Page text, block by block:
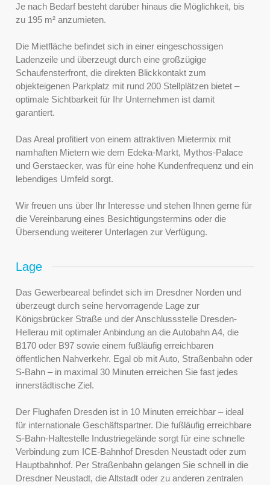
Je nach Bedarf besteht darüber hinaus die Möglichkeit, bis
zu 195 m² anzumieten.
Die Mietfläche befindet sich in einer eingeschossigen
Ladenzeile und überzeugt durch eine großzügige
Schaufensterfront, die direkten Blickkontakt zum
objekteigenen Parkplatz mit rund 200 Stellplätzen bietet –
optimale Sichtbarkeit für Ihr Unternehmen ist damit
garantiert.
Das Areal profitiert von einem attraktiven Mietermix mit
namhaften Mietern wie dem Edeka-Markt, Mythos-Palace
und Gerstaecker, was für eine hohe Kundenfrequenz und ein
lebendiges Umfeld sorgt.
Wir freuen uns über Ihr Interesse und stehen Ihnen gerne für
die Vereinbarung eines Besichtigungstermins oder die
Übersendung weiterer Unterlagen zur Verfügung.
Lage
Das Gewerbeareal befindet sich im Dresdner Norden und
überzeugt durch seine hervorragende Lage zur
Königsbrücker Straße und der Anschlussstelle Dresden-
Hellerau mit optimaler Anbindung an die Autobahn A4, die
B170 oder B97 sowie einem fußläufig erreichbaren
öffentlichen Nahverkehr. Egal ob mit Auto, Straßenbahn oder
S-Bahn – in maximal 30 Minuten erreichen Sie fast jedes
innerstädtische Ziel.
Der Flughafen Dresden ist in 10 Minuten erreichbar – ideal
für internationale Geschäftspartner. Die fußläufig erreichbare
S-Bahn-Haltestelle Industriegelände sorgt für eine schnelle
Verbindung zum ICE-Bahnhof Dresden Neustadt oder zum
Hauptbahnhof. Per Straßenbahn gelangen Sie schnell in die
Dresdner Neustadt, die Altstadt oder zu anderen zentralen